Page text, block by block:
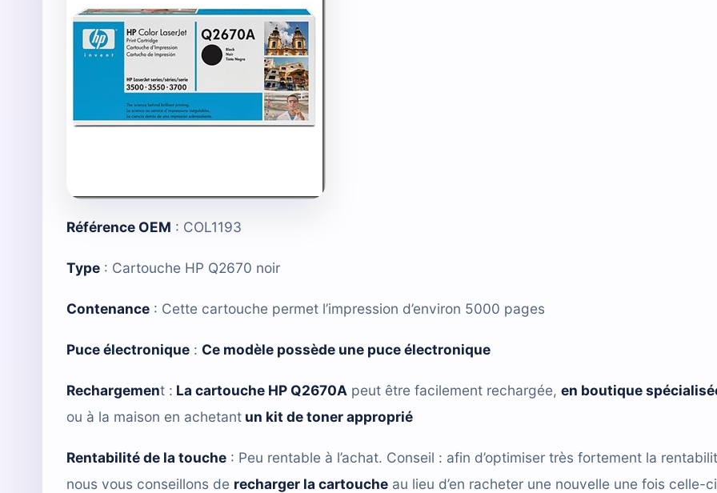
Référence OEM : COL1193
Type : Cartouche HP Q2670 noir
Contenance : Cette cartouche permet l’impression d’environ 5000 pages
Puce électronique : Ce modèle possède une puce électronique
Rechargement : La cartouche HP Q2670A peut être facilement rechargée, en boutique
ou à la maison en achetant un kit de toner approprié
Rentabilité de la touche : Peu rentable à l’achat. Conseil : afin d’optimiser très fortement la
nous vous conseillons de recharger la cartouche au lieu d’en racheter une nouvelle une fois celle-ci